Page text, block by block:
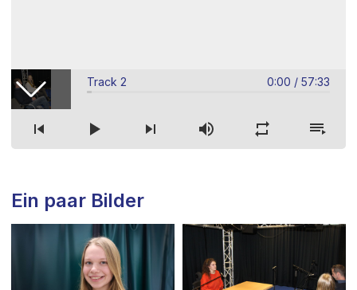
Track 2 0:00 / 57:33
Ein paar Bilder